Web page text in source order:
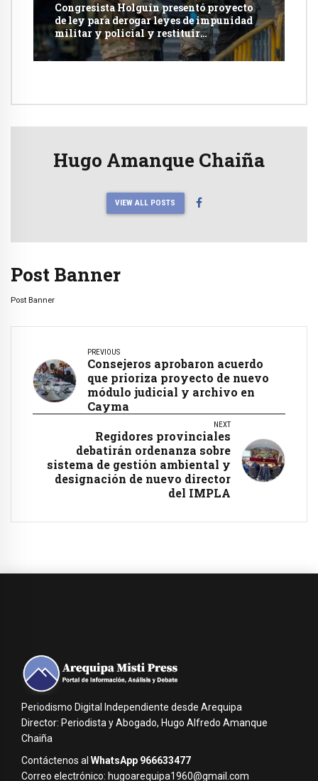
Congresista Holguín presentó proyecto
de ley para derogar leyes de impunidad
militar y policial y restituir
competencia de justicia ordinaria
Hugo Amanque Chaiña
VIEW ALL POSTS
Post Banner
Post Banner
PREVIOUS
Consejeros aprobaron acuerdo
que prioriza proyecto de nuevo
módulo judicial y archivo en
Cayma
NEXT
Regidores provinciales
debatirán ordenanza sobre
sistema de gestión ambiental y
designación de nuevo director
del IMPLA
Periodismo Digital Independiente desde Arequipa
Director: Periodista y Abogado, Hugo Alfredo Amanque
Chaiña
Contáctenos al WhatsApp 966633477
Correo electrónico: hugoarequipa1960@gmail.com